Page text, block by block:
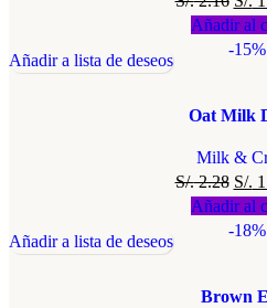
Añadir al
-15%
Añadir a lista de deseos
Oat Milk
Milk &
S/.2.28 S/.
Añadir al
-18%
Añadir a lista de deseos
Brown